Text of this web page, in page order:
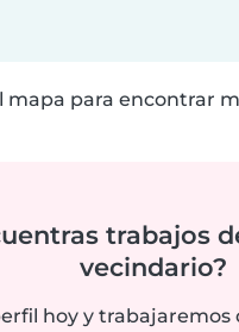
mapa para encontrar
trabajos
vecindario?
hoy y trabajaremos